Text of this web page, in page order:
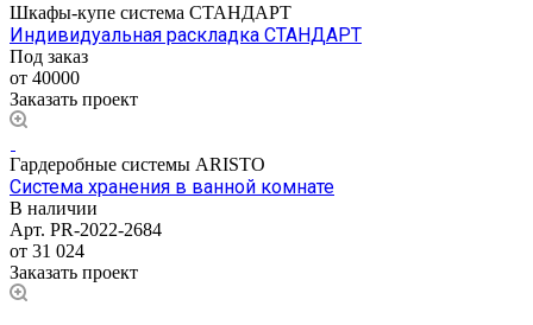
Шкафы-купе система СТАНДАРТ
Индивидуальная раскладка СТАНДАРТ
Под заказ
от 40000
Заказать проект
Гардеробные системы ARISTO
Система хранения в ванной комнате
В наличии
Арт. PR-2022-2684
от 31 024
Заказать проект